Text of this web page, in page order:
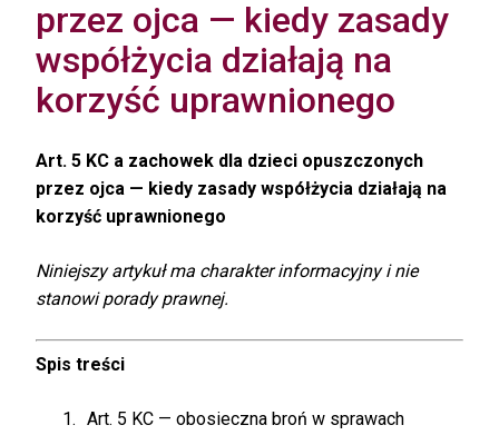
przez ojca — kiedy zasady
współżycia działają na
korzyść uprawnionego
Art. 5 KC a zachowek dla dzieci opuszczonych
przez ojca — kiedy zasady współżycia działają na
korzyść uprawnionego
Niniejszy artykuł ma charakter informacyjny i nie
stanowi porady prawnej.
Spis treści
Art. 5 KC — obosieczna broń w sprawach